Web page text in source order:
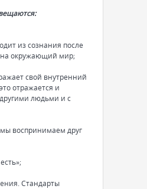
из сознания после
на окружающий мир;
свой внутренний
отражается и
людьми и с
воспринимаем друг
Стандарты